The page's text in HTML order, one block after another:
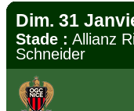
Dim. 31
Stade : Allianz
Schneider